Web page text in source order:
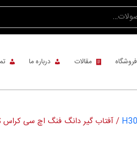
فروشگاه مقالات درباره ما
/ آفتاب گیر دانگ فنگ اچ سی کراس H30 CROSS